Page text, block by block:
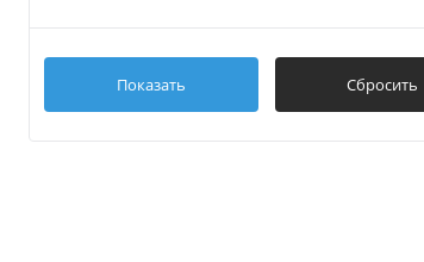
Показать Сбросить